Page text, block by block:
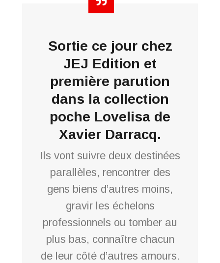
Sortie ce jour chez
JEJ Edition et
première parution
dans la collection
poche Lovelisa de
Xavier Darracq.
Ils vont suivre deux destinées
parallèles, rencontrer des
gens biens d’autres moins,
gravir les échelons
professionnels ou tomber au
plus bas, connaître chacun
de leur côté d’autres amours.